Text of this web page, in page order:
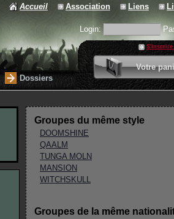
Accueil Association Liens
Login:
S'inscrire
Votre
0 article
Valider
Dossiers
Groupes du même style
DOOMSHINE
QAALM
TUNGA MOLN
MANSION
WITCHSKULL
Groupes de la même